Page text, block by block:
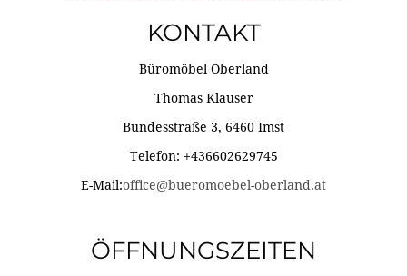
KONTAKT
Büromöbel Oberland
Thomas Klauser
Bundesstraße 3, 6460 Imst
Telefon: +436602629745
E-Mail:office@bueromoebel-oberland.at
ÖFFNUNGSZEITEN